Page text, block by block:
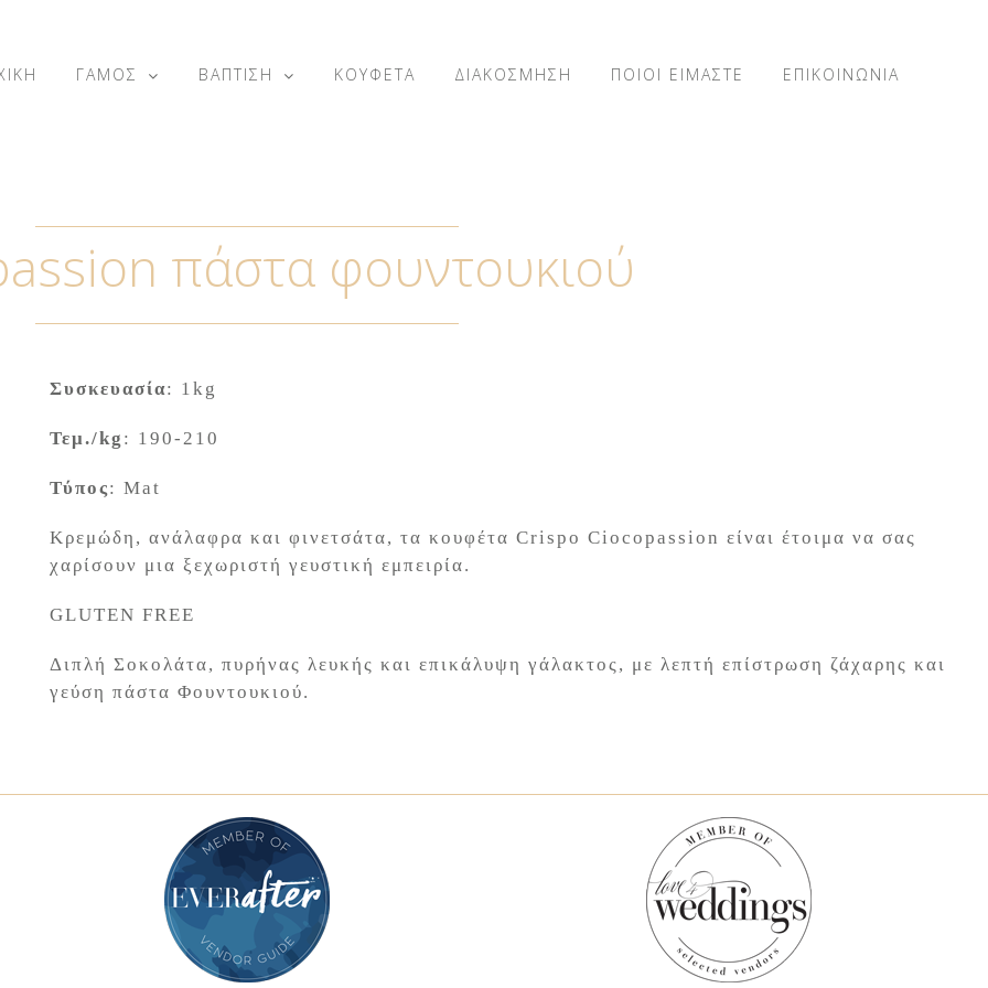
ΓΑΜΟΣ ΒΑΠΤΙΣΗ ΚΟΥΦΕΤΑ ΔΙΑΚΟΣΜΗΣΗ ΠΟΙΟΙ ΕΙΜΑΣΤΕ ΕΠΙΚΟΙΝΩΝΙΑ
πάστα φουντουκιού
Συσκευασία: 1kg
Τεμ./kg : 190-210
Τύπος: Mat
Κρεμώδη, ανάλαφρα και φινετσάτα, τα κουφέτα Crispo Ciocopassion είναι έτοιμα να σας
χαρίσουν μια ξεχωριστή γευστική εμπειρία.
GLUTEN FREE
Διπλή Σοκολάτα, πυρήνας λευκής και επικάλυψη γάλακτος, με λεπτή επίστρωση ζάχαρης και
γεύση πάστα Φουντουκιού.